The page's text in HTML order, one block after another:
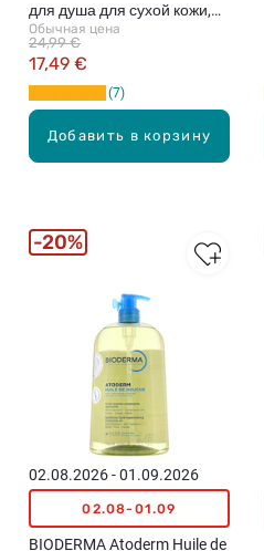
Добавить в корзину
для душа для сухой кожи,
1л
Обычная цена
17,49 €
24,99 €
7
02.08.2026 - 01.09.2026
02.08-01.09
BIODERMA Atoderm Huile de
20%